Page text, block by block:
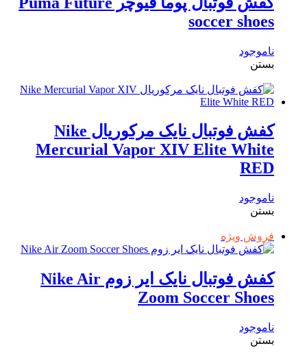
soccer shoes
ناموجود
بستن
کفش فوتبال نایک مرکوریال Nike
Mercurial Vapor XIV Elite White
RED
ناموجود
بستن
فروش ویژه
کفش فوتبال نایک ایر زوم Nike Air
Zoom Soccer Shoes
ناموجود
بستن